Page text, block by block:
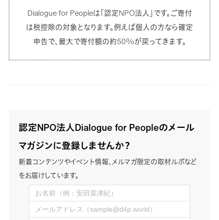
Dialogue for Peopleは「認定NPO法人」です。ご寄付
は税控除の対象となります。例えば個人の方なら確定
申告で、最大で寄付額の約50%が戻ってきます。
認定NPO法人Dialogue for Peopleのメール
マガジンに登録しませんか？
新着コンテンツやイベント情報、メルマガ限定の取材ルポなど
をお届けしています。